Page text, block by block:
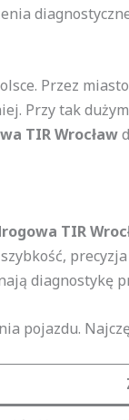
Przez
Przy tak
TIR Wrocław
TIR
diagnostykę
pojazdu.